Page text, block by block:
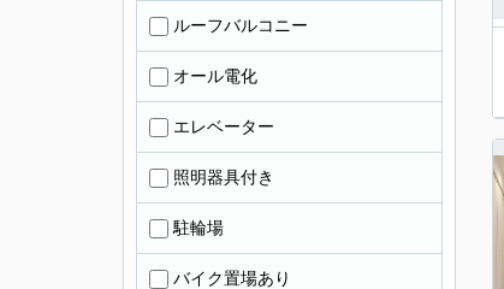
ルーフバルコニー
オール電化
エレベーター
照明器具付き
駐輪場
バイク置場あり